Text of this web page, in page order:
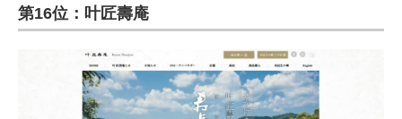
第16位：叶匠壽庵